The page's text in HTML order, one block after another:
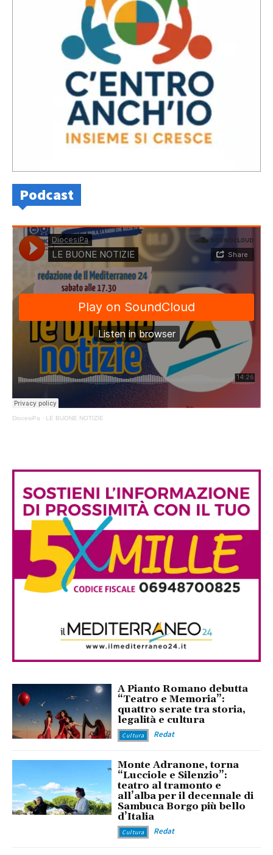
Podcast
DiocesiPa · LE BUONE NOTIZIE
A Pianto Romano debutta
“Teatro e Memoria”:
quattro serate tra storia,
legalità e cultura
Cultura Redat
Monte Adranone, torna
“Lucciole e Silenzio”:
teatro al tramonto e
all’alba per il decennale di
Sambuca Borgo più bello
d’Italia
Cultura Redat